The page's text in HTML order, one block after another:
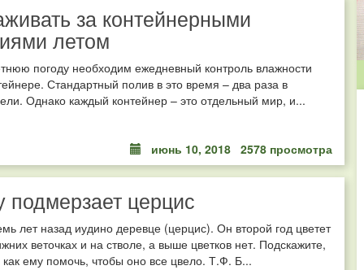
за контейнерными
летом
погоду необходим ежедневный контроль влажности
Стандартный полив в это время – два раза в
Однако каждый контейнер – это отдельный мир, и...
июнь 10, 2018 2578 просмотра
подмерзает церцис
лет назад иудино деревце (церцис). Он второй год цветет
веточках и на стволе, а выше цветков нет. Подскажите,
как ему помочь, чтобы оно все цвело. Т.Ф. Б...